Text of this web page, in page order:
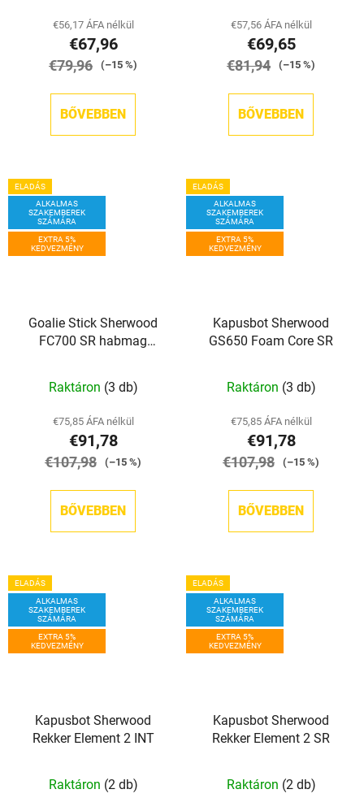
€56,17 ÁFA nélkül
€67,96
€79,96 (–15 %)
BŐVEBBEN
€57,56 ÁFA nélkül
€69,65
€81,94 (–15 %)
BŐVEBBEN
ELADÁS
ALKALMAS
SZAKEMBEREK
SZÁMÁRA
EXTRA 5%
KEDVEZMÉNY
Goalie Stick Sherwood
FC700 SR habmag
Raktáron (3 db)
€75,85 ÁFA nélkül
€91,78
€107,98 (–15 %)
BŐVEBBEN
ELADÁS
ALKALMAS
SZAKEMBEREK
SZÁMÁRA
EXTRA 5%
KEDVEZMÉNY
Kapusbot Sherwood
GS650 Foam Core SR
Raktáron (3 db)
€75,85 ÁFA nélkül
€91,78
€107,98 (–15 %)
BŐVEBBEN
ELADÁS
ALKALMAS
SZAKEMBEREK
SZÁMÁRA
EXTRA 5%
KEDVEZMÉNY
Kapusbot Sherwood
Rekker Element 2 INT
Raktáron (2 db)
ELADÁS
ALKALMAS
SZAKEMBEREK
SZÁMÁRA
EXTRA 5%
KEDVEZMÉNY
Kapusbot Sherwood
Rekker Element 2 SR
Raktáron (2 db)